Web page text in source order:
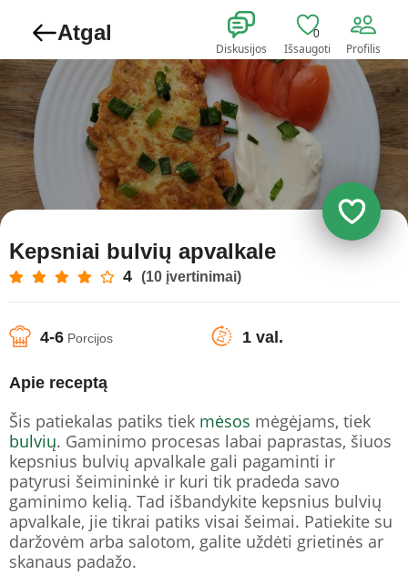
Atgal
Diskusijos
0
Išsaugoti Profilis
Kepsniai bulvių apvalkale
4 (10 įvertinimai)
4-6 Porcijos 1 val.
Apie receptą
Šis patiekalas patiks tiek mėsos mėgėjams, tiek
bulvių. Gaminimo procesas labai paprastas, šiuos
kepsnius bulvių apvalkale gali pagaminti ir
patyrusi šeimininkė ir kuri tik pradeda savo
gaminimo kelią. Tad išbandykite kepsnius bulvių
apvalkale, jie tikrai patiks visai šeimai. Patiekite su
daržovėm arba salotom, galite uždėti grietinės ar
skanaus padažo.